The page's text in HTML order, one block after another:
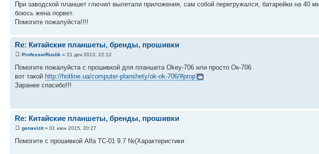
При заводской планшет глючил вылетали приложения, сам собой перегружался, батарейки на 40
боюсь жена порвет.
Помогите пожалуйста!!!!
Re: Китайские планшеты, бренды, прошивки
ProfessorRuslik » 21 дек 2013, 22:12
Помогите пожалуйста с прошивкой для планшета Okey-706 или просто Ок-706
вот такой http://hotline.ua/computer-planshety/ok-ok-706/#prop
Заранее спасибо!!!
Re: Китайские планшеты, бренды, прошивки
genavizit» 01 июн 2015, 20:27
Помогите с прошивкой Alfa TC-01 9.7 №(Характеристики